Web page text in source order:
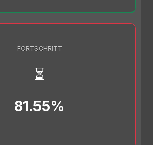
FORTSCHRITT
⏳
81.55%